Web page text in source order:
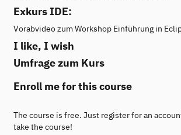
Exkurs IDE:
Vorabvideo zum Workshop Einführung in
I like, I wish
Umfrage zum Kurs
Enroll me for this course
The course is free. Just register for an
take the course!